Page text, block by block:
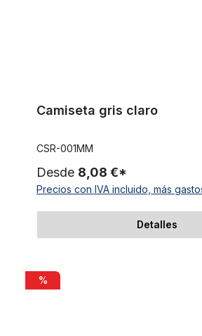
Camiseta gris claro
CSR-001MM
Desde 8,08 €*
Precios con IVA incluido, más
Detalles
Camiseta marfil
%